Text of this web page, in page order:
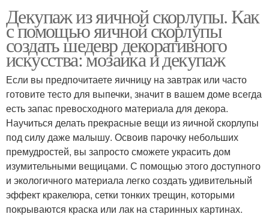
Декупаж из яичной скорлупы. Как
с помощью яичной скорлупы
создать шедевр декоративного
искусства: мозаика и декупаж
Если вы предпочитаете яичницу на завтрак или часто
готовите тесто для выпечки, значит в вашем доме всегда
есть запас превосходного материала для декора.
Научиться делать прекрасные вещи из яичной скорлупы
под силу даже малышу. Освоив парочку небольших
премудростей, вы запросто сможете украсить дом
изумительными вещицами. С помощью этого доступного
и экологичного материала легко создать удивительный
эффект кракелюра, сетки тонких трещин, которыми
покрываются краска или лак на старинных картинах.